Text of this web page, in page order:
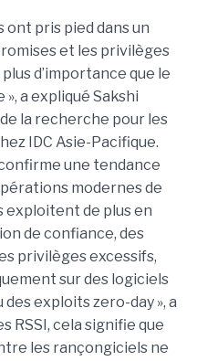
ont pris pied dans un
et les privilèges
d’importance que le
a expliqué Sakshi
la recherche pour les
IDC Asie-Pacifique.
une tendance
modernes de
exploitent de plus en
de confiance, des
privilèges excessifs,
sur des logiciels
exploits zero-day », a
RSSI, cela signifie que
les rançongiciels ne